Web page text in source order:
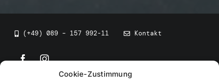
Cookie-Zustimmung
(+49) 089 – 157 992-11 Kontakt